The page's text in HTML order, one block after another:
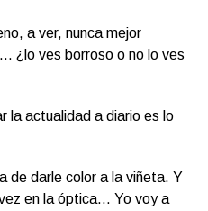
a ver, nunca mejor
¿lo ves borroso o no lo ves
la actualidad a diario es lo
de darle color a la viñeta. Y
en la óptica… Yo voy a